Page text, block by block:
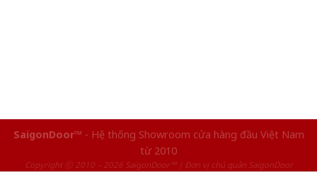
SaigonDoor™ - Hệ thống Showroom cửa hàng đầu Việt Nam
từ 2010
Copyright ⓒ 2010 – 2026 SaigonDoor™ | Đơn vị chủ quản SaigonDoor